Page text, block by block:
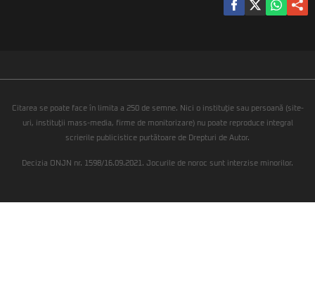
Citarea se poate face în limita a 250 de semne. Nici o instituţie sau persoană (site-
uri, instituţii mass-media, firme de monitorizare) nu poate reproduce integral
scrierile publicistice purtătoare de Drepturi de Autor.
Decizia ONJN nr. 1598/16.09.2021. Jocurile de noroc sunt interzise minorilor.